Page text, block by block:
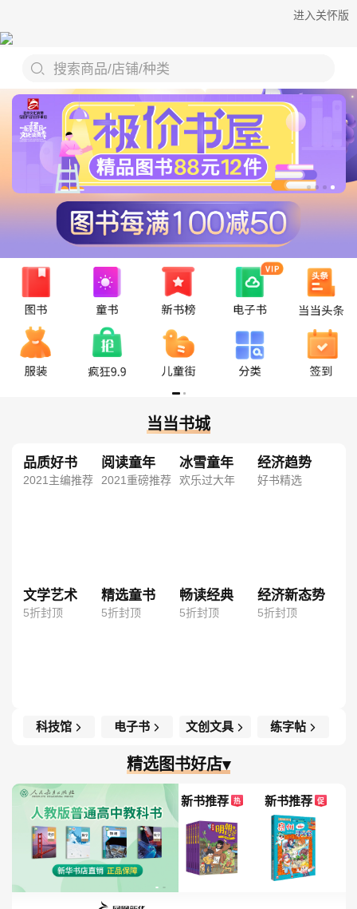
进入关怀版
搜索商品/店铺/种类
当当书城
品质好书
2021主编推荐
阅读童年
2021重磅推荐
冰雪童年
欢乐过大年
经济趋势
好书精选
文学艺术
5折封顶
精选童书
5折封顶
畅读经典
5折封顶
经济新态势
5折封顶
科技馆 电子书 文创文具 练字帖
精选图书好店▾
新书推荐 热 新书推荐 促